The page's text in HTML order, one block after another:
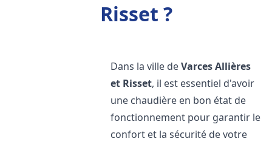
Risset ?
Dans la ville deVarces Allières
et Risset, il est essentiel d'avoir
une chaudière en bon état de
fonctionnement pour garantir le
confort et la sécurité de votre